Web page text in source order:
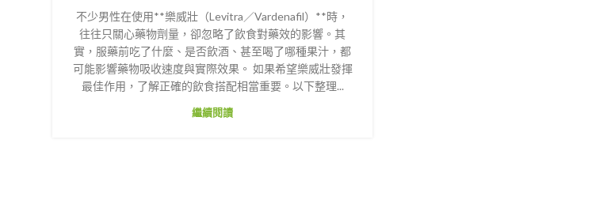
不少男性在使用**樂威壯（Levitra／Vardenafil）**時，
往往只關心藥物劑量，卻忽略了飲食對藥效的影響。其
實，服藥前吃了什麼、是否飲酒、甚至喝了哪種果汁，都
可能影響藥物吸收速度與實際效果。 如果希望樂威壯發揮
最佳作用，了解正確的飲食搭配相當重要。以下整理...
繼續閱讀